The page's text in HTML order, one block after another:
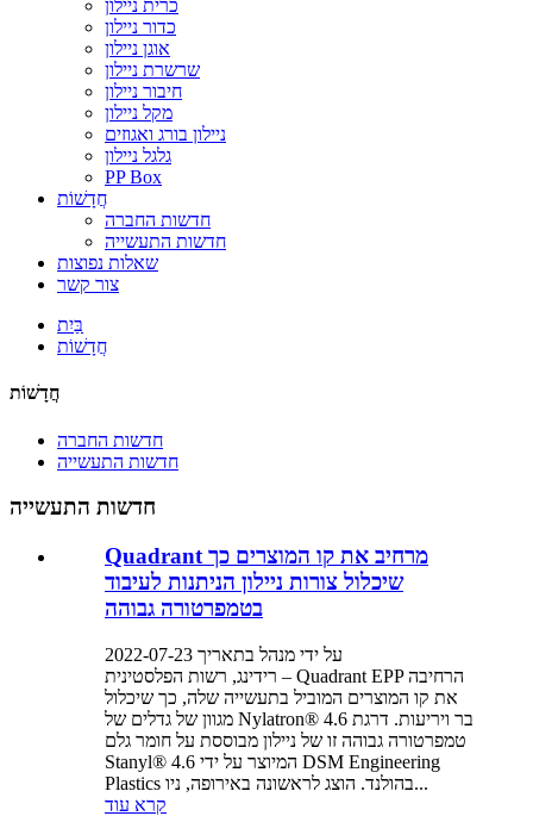
כרית ניילון
כדור ניילון
אוגן ניילון
שרשרת ניילון
חיבור ניילון
מקל ניילון
ניילון בורג ואגוזים
גלגל ניילון
PP Box
חֲדָשׁוֹת
חדשות החברה
חדשות התעשייה
שאלות נפוצות
צור קשר
בַּיִת
חֲדָשׁוֹת
חֲדָשׁוֹת
חדשות החברה
חדשות התעשייה
חדשות התעשייה
Quadrant מרחיב את קו המוצרים כך
שיכלול צורות ניילון הניתנות לעיבוד
בטמפרטורה גבוהה
על ידי מנהל בתאריך 2022-07-23
רידינג, רשות הפלסטינית – Quadrant EPP הרחיבה
את קו המוצרים המוביל בתעשייה שלה, כך שיכלול
מגוון של גדלים של Nylatron® 4.6 בר ויריעות. דרגת
טמפרטורה גבוהה זו של ניילון מבוססת על חומר גלם
Stanyl® 4.6 המיוצר על ידי DSM Engineering
Plastics בהולנד. הוצג לראשונה באירופה, ניו...
קרא עוד